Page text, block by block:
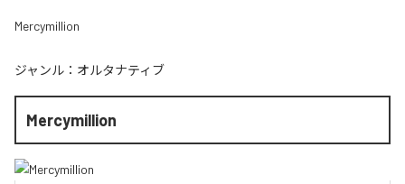
Mercymillion
ジャンル： オルタナティブ
Mercymillion